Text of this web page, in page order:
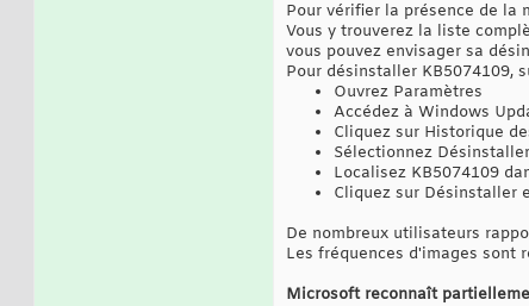
Pour vérifier la présence de la
Vous y trouverez la liste
vous pouvez envisager sa
Pour désinstaller KB5074109,
Ouvrez Paramètres
Accédez à Windows
Cliquez sur Historique
Sélectionnez
Localisez KB5074109
Cliquez sur Désinstaller
De nombreux utilisateurs
Les fréquences d'images sont
Microsoft reconnaît